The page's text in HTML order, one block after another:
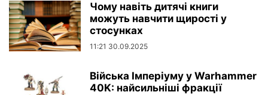
Чому навіть дитячі книги
можуть навчити щирості у
стосунках
11:21 30.09.2025
Війська Імперіуму у Warhammer
40K: найсильніші фракції